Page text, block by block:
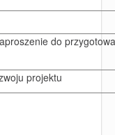
do
projektu